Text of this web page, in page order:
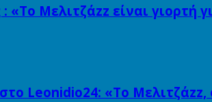
«Το Μελιτζάzz είναι γιορτή
Leonidio24: «Το Μελιτζάzz,